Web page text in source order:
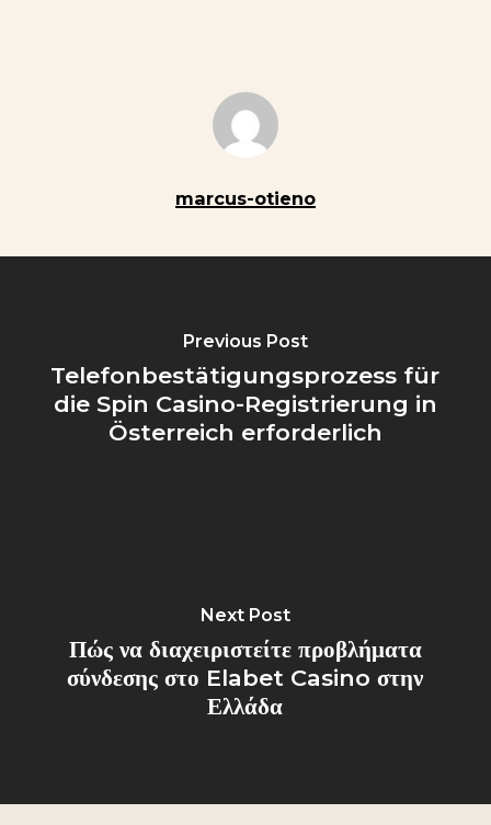
marcus-otieno
Previous Post
Telefonbestätigungsprozess für
die Spin Casino-Registrierung in
Österreich erforderlich
Next Post
Πώς να διαχειριστείτε προβλήματα
σύνδεσης στο Elabet Casino στην
Ελλάδα